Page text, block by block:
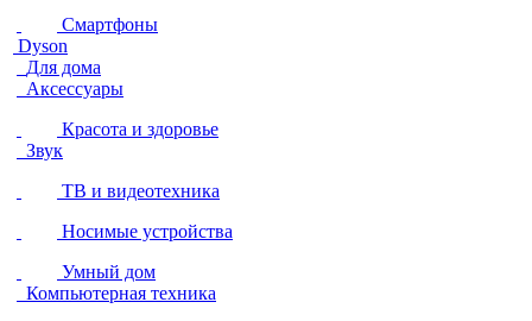
Смартфоны
Dyson
Для дома
Аксессуары
Красота и здоровье
Звук
ТВ и видеотехника
Носимые устройства
Умный дом
Компьютерная техника